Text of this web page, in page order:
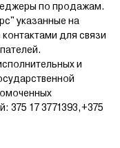
по продажам.
указанные на
для связи
и
375 17 3771393,+375